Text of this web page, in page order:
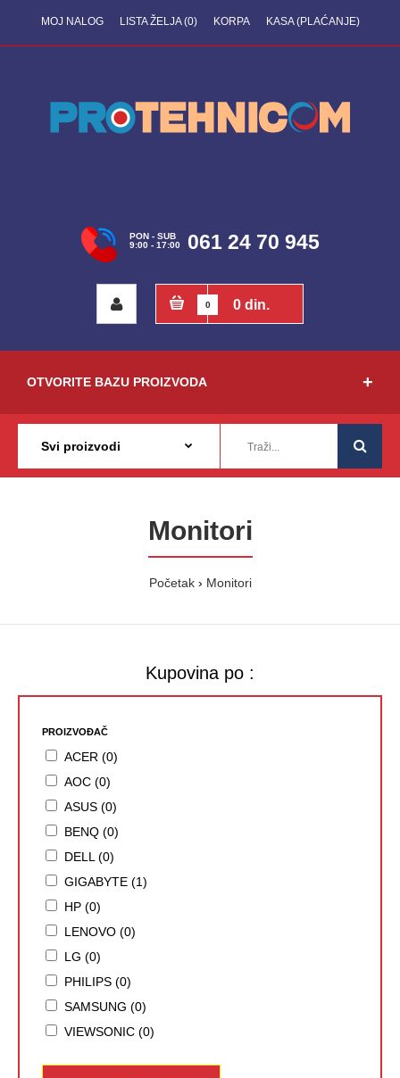
MOJ NALOG LISTA ŽELJA (0) KORPA KASA (PLAĆANJE)
PON - SUB
9:00 - 17:00
061 24 70 945
0 0 din.
OTVORITE BAZU PROIZVODA
Monitori
Početak Monitori
Kupovina po :
PROIZVOĐAČ
ACER (0)
AOC (0)
ASUS (0)
BENQ (0)
DELL (0)
GIGABYTE (1)
HP (0)
LENOVO (0)
LG (0)
PHILIPS (0)
SAMSUNG (0)
VIEWSONIC (0)